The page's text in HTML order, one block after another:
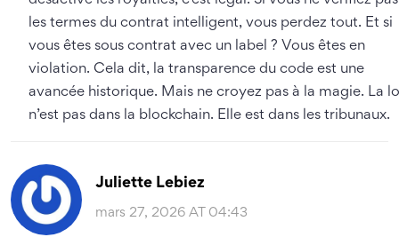
les termes du contrat intelligent, vous perdez tout. Et si
vous êtes sous contrat avec un label ? Vous êtes en
violation. Cela dit, la transparence du code est une
avancée historique. Mais ne croyez pas à la magie. La
n’est pas dans la blockchain. Elle est dans les tribunaux.
Juliette Lebiez
mars 27, 2026 AT 04:43